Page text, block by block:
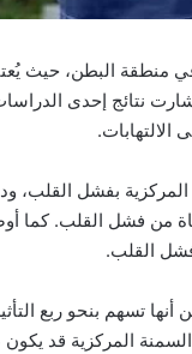
منطقة البطن، حيث
نتائج إحدى
بفشل القلب،
من فشل القلب.
فشل القلب.
أنها تسهم بنحو ربع
السمنة المركزية قد